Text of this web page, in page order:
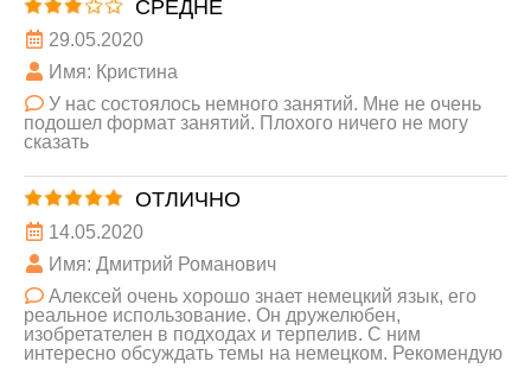
СРЕДНЕ
29.05.2020
Имя: Кристина
У нас состоялось немного занятий. Мне не очень
подошел формат занятий. Плохого ничего не могу
сказать
ОТЛИЧНО
14.05.2020
Имя: Дмитрий Романович
Алексей очень хорошо знает немецкий язык, его
реальное использование. Он дружелюбен,
изобретателен в подходах и терпелив. С ним
интересно обсуждать темы на немецком. Рекомендую